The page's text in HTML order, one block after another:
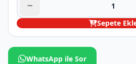
Sepete
WhatsApp ile Sor